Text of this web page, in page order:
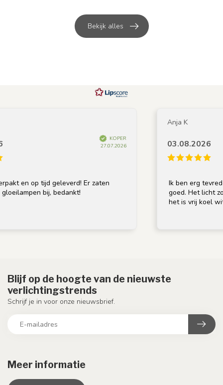
Bekijk alles
Er zaten
03.08.2026
Ik ben erg tevreden met de lamp;
goed. Het licht zou echter iets
Meer informatie
Blijf op de hoogte van de nieuwste
verlichtingstrends
Schrijf je in voor onze nieuwsbrief.